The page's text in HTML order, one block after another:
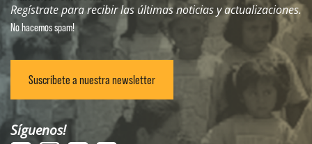
Regístrate para recibir las últimas noticias y actualizaciones.
No hacemos spam!
Suscríbete a nuestra newsletter
Síguenos!